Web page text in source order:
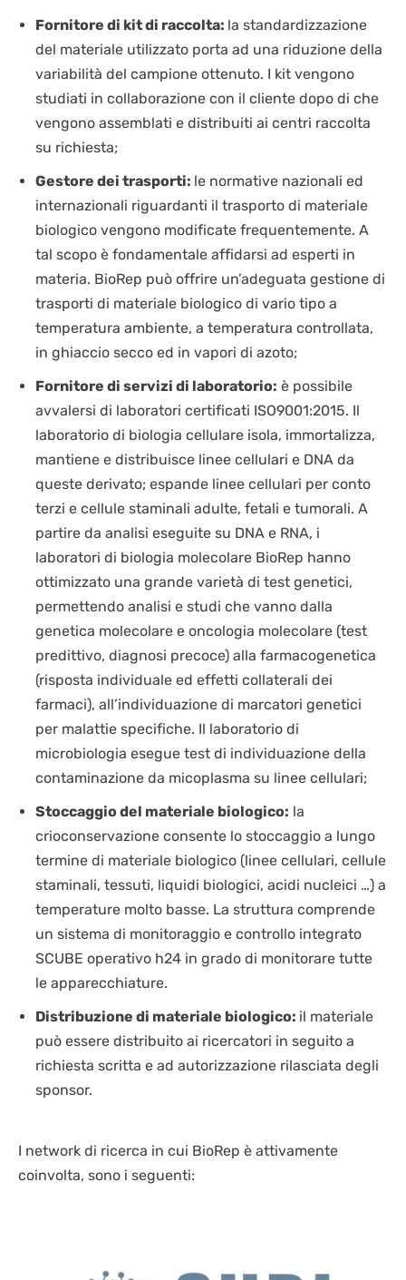
BIOLOGIA MOLECOLARE
SEQUENZIAMENTO NGS
CRIOCHIRURGIA
CONSUMABILI
DISPOSITIVI DI PROTEZIONE INDIVIDUALE
IT
EN
Fornitore di kit di raccolta: la standardizzazione
del materiale utilizzato porta ad una riduzione della
variabilità del campione ottenuto. I kit vengono
studiati in collaborazione con il cliente dopo di che
vengono assemblati e distribuiti ai centri raccolta
su richiesta;
Gestore dei trasporti: le normative nazionali ed
internazionali riguardanti il trasporto di materiale
biologico vengono modificate frequentemente. A
tal scopo è fondamentale affidarsi ad esperti in
materia. BioRep può offrire un’adeguata gestione di
trasporti di materiale biologico di vario tipo a
temperatura ambiente, a temperatura controllata,
in ghiaccio secco ed in vapori di azoto;
Fornitore di servizi di laboratorio: è possibile
avvalersi di laboratori certificati ISO9001:2015. Il
laboratorio di biologia cellulare isola, immortalizza,
mantiene e distribuisce linee cellulari e DNA da
queste derivato; espande linee cellulari per conto
terzi e cellule staminali adulte, fetali e tumorali. A
partire da analisi eseguite su DNA e RNA, i
laboratori di biologia molecolare BioRep hanno
ottimizzato una grande varietà di test genetici,
permettendo analisi e studi che vanno dalla
genetica molecolare e oncologia molecolare (test
predittivo, diagnosi precoce) alla farmacogenetica
(risposta individuale ed effetti collaterali dei
farmaci), all’individuazione di marcatori genetici
per malattie specifiche. Il laboratorio di
microbiologia esegue test di individuazione della
contaminazione da micoplasma su linee cellulari;
Stoccaggio del materiale biologico: la
crioconservazione consente lo stoccaggio a lungo
termine di materiale biologico (linee cellulari, cellule
staminali, tessuti, liquidi biologici, acidi nucleici …) a
temperature molto basse. La struttura comprende
un sistema di monitoraggio e controllo integrato
SCUBE operativo h24 in grado di monitorare tutte
le apparecchiature.
Distribuzione di materiale biologico: il materiale
può essere distribuito ai ricercatori in seguito a
richiesta scritta e ad autorizzazione rilasciata degli
sponsor.
I network di ricerca in cui BioRep è attivamente
coinvolta, sono i seguenti: